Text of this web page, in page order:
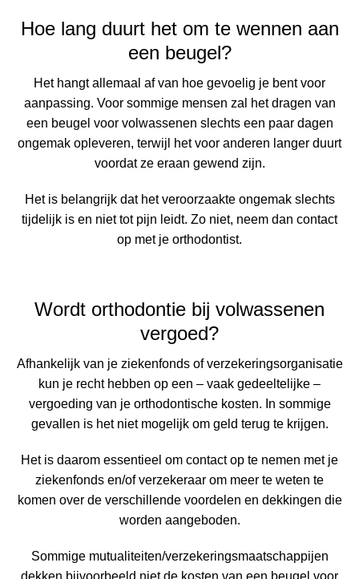
Hoe lang duurt het om te wennen aan
een beugel?
Het hangt allemaal af van hoe gevoelig je bent voor
aanpassing. Voor sommige mensen zal het dragen van
een beugel voor volwassenen slechts een paar dagen
ongemak opleveren, terwijl het voor anderen langer duurt
voordat ze eraan gewend zijn.
Het is belangrijk dat het veroorzaakte ongemak slechts
tijdelijk is en niet tot pijn leidt. Zo niet, neem dan contact
op met je orthodontist.
Wordt orthodontie bij volwassenen
vergoed?
Afhankelijk van je ziekenfonds of verzekeringsorganisatie
kun je recht hebben op een – vaak gedeeltelijke –
vergoeding van je orthodontische kosten. In sommige
gevallen is het niet mogelijk om geld terug te krijgen.
Het is daarom essentieel om contact op te nemen met je
ziekenfonds en/of verzekeraar om meer te weten te
komen over de verschillende voordelen en dekkingen die
worden aangeboden.
Sommige mutualiteiten/verzekeringsmaatschappijen
dekken bijvoorbeeld niet de kosten van een beugel voor